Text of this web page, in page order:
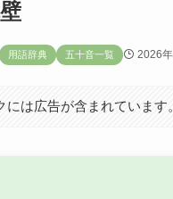
用語辞典 五十音一覧 2026
には広告が含まれています。